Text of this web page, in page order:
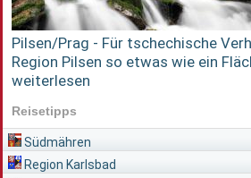
Pilsen/Prag - Für tschechische
Region Pilsen so etwas wie ein
weiterlesen
Reisetipps
Südmähren
Region Karlsbad